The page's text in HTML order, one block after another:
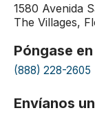
1580 Avenida
The Villages,
Póngase
(888) 228-2605
Envíanos